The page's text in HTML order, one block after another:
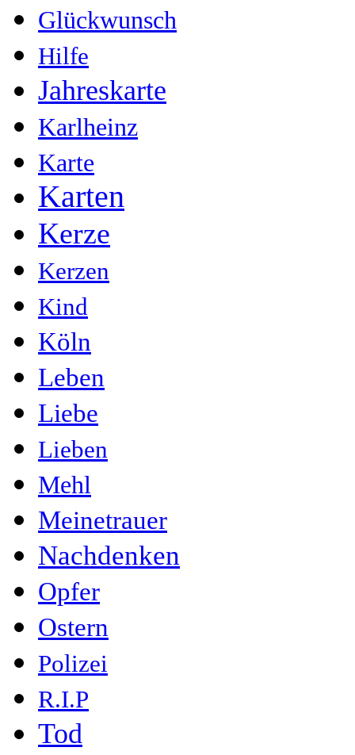
Glückwunsch
Hilfe
Jahreskarte
Karlheinz
Karte
Karten
Kerze
Kerzen
Kind
Köln
Leben
Liebe
Lieben
Mehl
Meinetrauer
Nachdenken
Opfer
Ostern
Polizei
R.I.P
Tod